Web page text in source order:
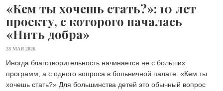
«Кем ты хочешь стать?»: 10 лет
проекту, с которого началась
«Нить добра»
28 МАЯ 2026
Иногда благотворительность начинается не с больших
программ, а с одного вопроса в больничной палате: «Кем ты
хочешь стать?» Для большинства детей это обычный вопрос